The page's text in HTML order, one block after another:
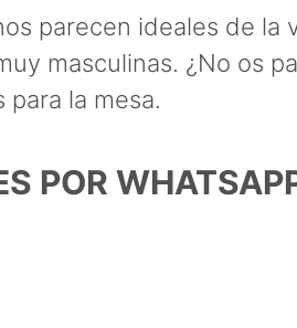
parecen ideales de
masculinas. ¿No os
la mesa.
POR